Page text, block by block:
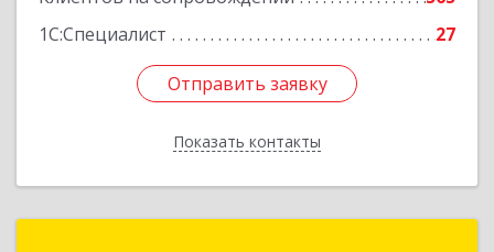
1С:Специалист
27
Отправить заявку
Показать контакты
Отправить заявку
Назад